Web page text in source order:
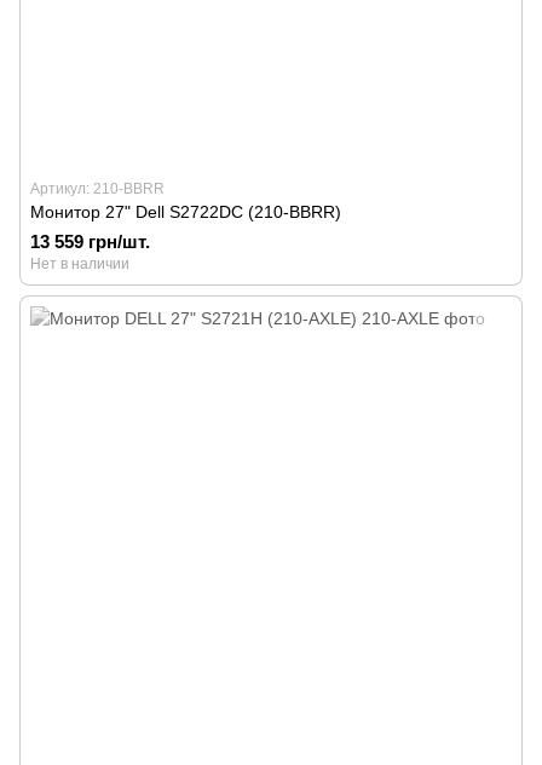
Артикул: 210-BBRR
Монитор 27" Dell S2722DC (210-BBRR)
13 559 грн/шт.
Нет в наличии